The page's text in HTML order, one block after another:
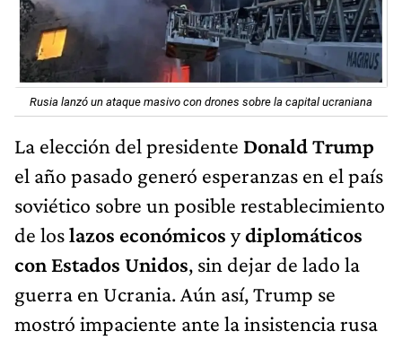
Rusia lanzó un ataque masivo con drones sobre la capital ucraniana
La elección del presidente Donald Trump
el año pasado generó esperanzas en el país
soviético sobre un posible restablecimiento
de loslazos económicos ydiplomáticos
con Estados Unidos, sin dejar de lado la
guerra en Ucrania. Aún así, Trump se
mostró impaciente ante la insistencia rusa